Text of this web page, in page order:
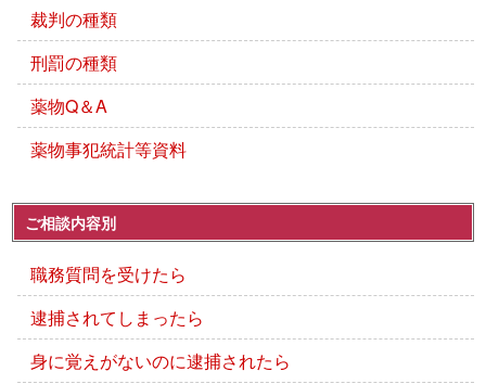
裁判の種類
刑罰の種類
薬物Q＆A
薬物事犯統計等資料
ご相談内容別
職務質問を受けたら
逮捕されてしまったら
身に覚えがないのに逮捕されたら